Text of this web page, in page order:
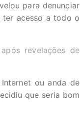
para denunciar
ter acesso a todo o
revelações de
ou anda de
que seria bom